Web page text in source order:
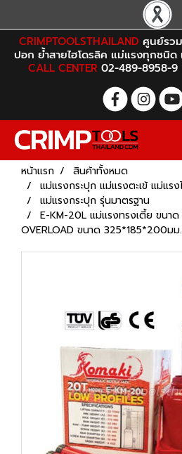
CRIMPTOOLSTHAILAND ศูนย์รว
ปอก ย้ำสายไฮโดรลิค แม่แรงทุกชนิ
CALL CENTER 02-489-8958-9
หน้าแรก
สินค้าทั้งหมด
แม่แรงกระปุก แม่แรงตะเข้ แม่แร
แม่แรงกระปุก รุ่นมาตรฐาน
E-KM-20L แม่แรงทรงเตี้ย ขนา
OVERLOAD ขนาด 325*185*200มม